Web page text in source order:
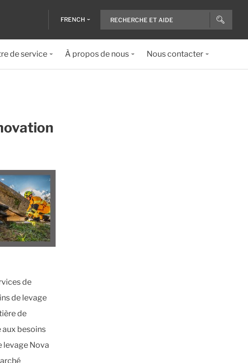
FRENCH
de service À propos de nous Nous contacter
de
de levage
de
besoins
levage Nova